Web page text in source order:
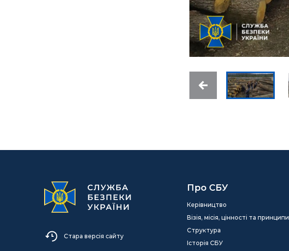
Стара версія сайту
Про СБУ
Керівництво
Візія, місія, цінності та принципи
Структура
Історія СБУ